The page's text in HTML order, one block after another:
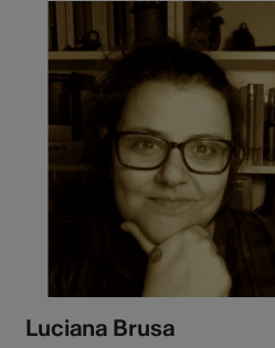
Luciana Brusa